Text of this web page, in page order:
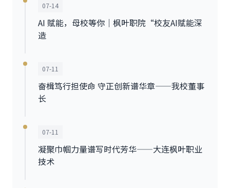
07-14
AI 赋能，母校等你｜枫叶职院“校友AI赋能深
造
07-11
奋楫笃行担使命 守正创新谱华章——我校董事
长
07-11
凝聚巾帼力量谱写时代芳华——大连枫叶职业
技术